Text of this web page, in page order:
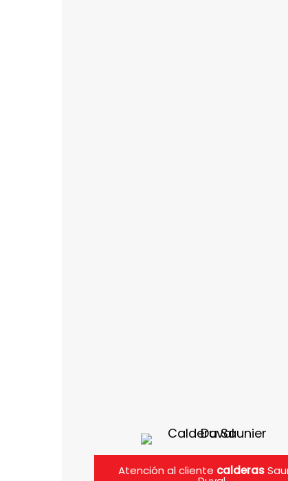
Atención al cliente calderas